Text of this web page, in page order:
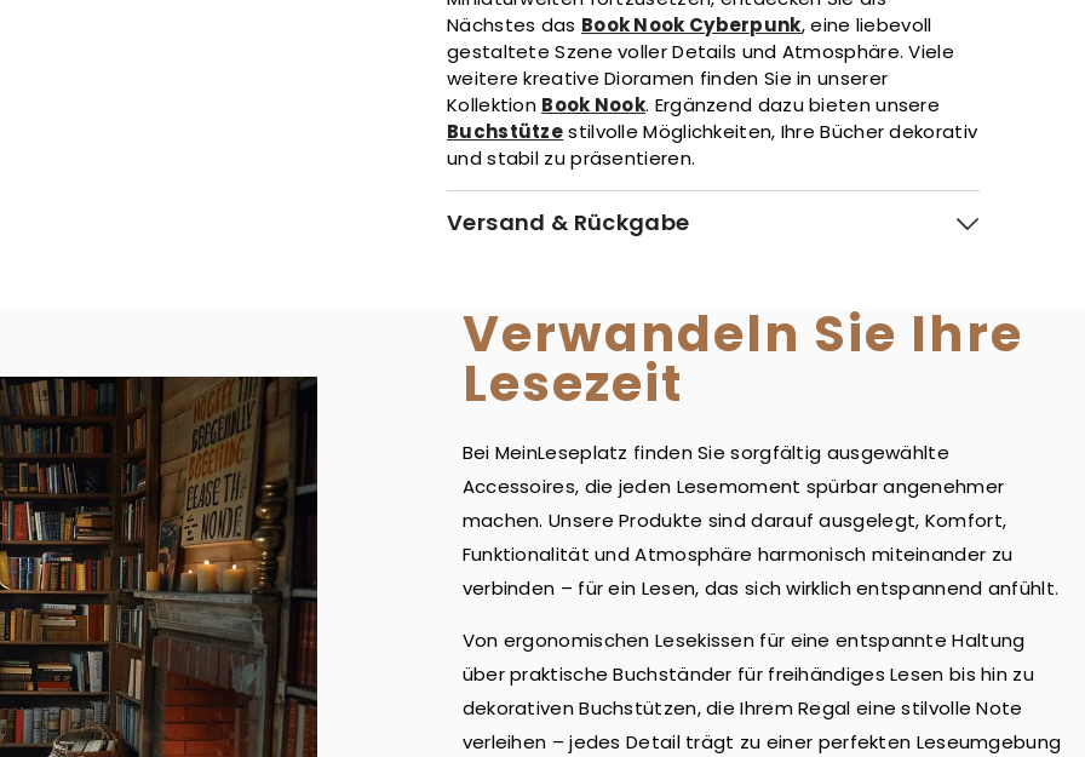
Nächstes das Book Nook Cyberpunk, eine liebevoll
gestaltete Szene voller Details und Atmosphäre. Viele
weitere kreative Dioramen finden Sie in unserer
Kollektion Book Nook. Ergänzend dazu bieten unsere
Buchstützestilvolle Möglichkeiten, Ihre Bücher dekorativ
und stabil zu präsentieren.
Versand & Rückgabe
Verwandeln Sie Ihre
Lesezeit
Bei MeinLeseplatz finden Sie sorgfältig ausgewählte
Accessoires, die jeden Lesemoment spürbar angenehmer
machen. Unsere Produkte sind darauf ausgelegt, Komfort,
Funktionalität und Atmosphäre harmonisch miteinander zu
verbinden – für ein Lesen, das sich wirklich entspannend anfühlt.
Von ergonomischen Lesekissen für eine entspannte Haltung
über praktische Buchständer für freihändiges Lesen bis hin zu
dekorativen Buchstützen, die Ihrem Regal eine stilvolle Note
verleihen – jedes Detail trägt zu einer perfekten Leseumgebung